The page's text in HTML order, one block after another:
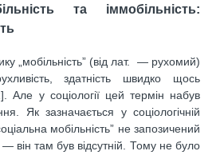
та іммобільність:
„мобільність” (від лат. — рухомий)
здатність швидко щось
Але у соціології цей термін набув
Як зазначається у соціологічній
мобільність” не запо­зичений
він там був відсутній. Тому не було